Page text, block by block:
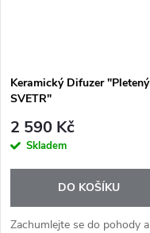
Keramický Difuzer "Pletený
SVETR"
2 590 Kč
Skladem
DO KOŠÍKU
Zachumlejte se do pohody a